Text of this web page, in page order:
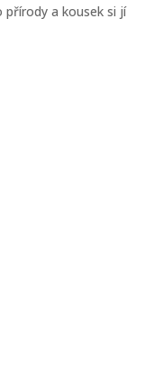
a kousek si jí